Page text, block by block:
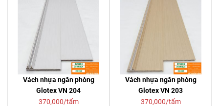
Vách nhựa ngăn phòng
Glotex VN 204
370,000/tấm
Vách nhựa ngăn phòng
Glotex VN 203
370,000/tấm